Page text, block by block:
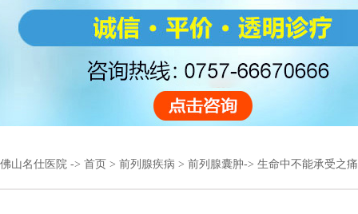
佛山名仕医院 -> 首页 > 前列腺疾病 > 前列腺囊肿-> 生命中不能承受之痛